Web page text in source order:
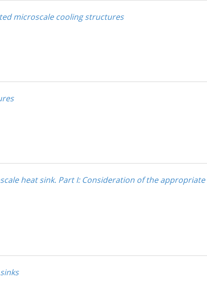
microscale cooling structures
heat sink. Part I: Consideration of the